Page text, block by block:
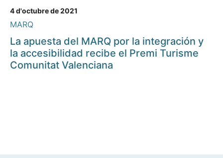
4 d'octubre de 2021
MARQ
La apuesta del MARQ por la integración y
la accesibilidad recibe el Premi Turisme
Comunitat Valenciana